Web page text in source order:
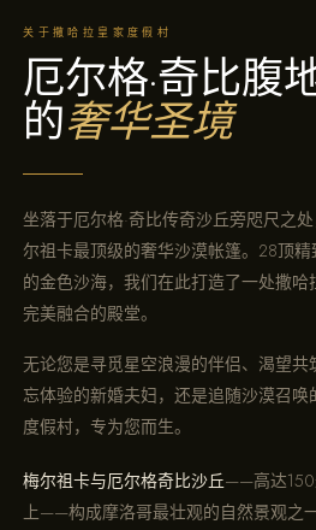
关于撒哈拉皇家度假村
厄尔格·奇比腹
的奢华圣境
坐落于厄尔格·奇比传奇沙丘旁咫尺之
尔祖卡最顶级的奢华沙漠帐篷。28顶
的金色沙海，我们在此打造了一处撒
完美融合的殿堂。
无论您是寻觅星空浪漫的伴侣、渴望
忘体验的新婚夫妇，还是追随沙漠召
度假村，专为您而生。
梅尔祖卡与厄尔格奇比沙丘——高达150
上——构成摩洛哥最壮观的自然景观之